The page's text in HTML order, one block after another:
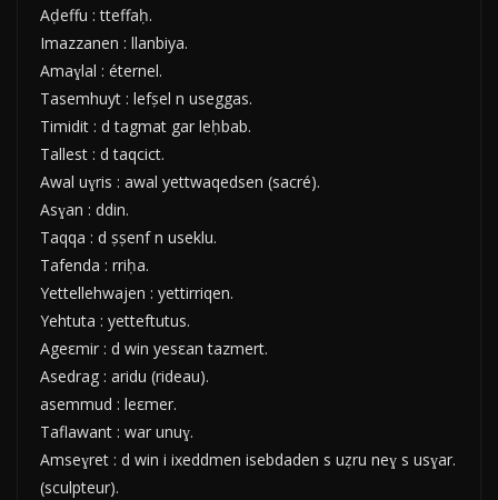
Aḍeffu : tteffaḥ.
Imazzanen : llanbiya.
Amaɣlal : éternel.
Tasemhuyt : lefṣel n useggas.
Timidit : d tagmat gar leḥbab.
Tallest : d taqcict.
Awal uɣris : awal yettwaqedsen (sacré).
Asɣan : ddin.
Taqqa : d ṣṣenf n useklu.
Tafenda : rriḥa.
Yettellehwajen : yettirriqen.
Yehtuta : yetteftutus.
Ageεmir : d win yesεan tazmert.
Asedrag : aridu (rideau).
asemmud : leεmer.
Taflawant : war unuɣ.
Amseɣret : d win i ixeddmen isebdaden s uẓru neɣ s usɣar.
(sculpteur).